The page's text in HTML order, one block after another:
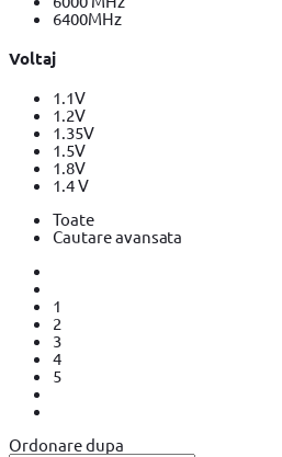
6400MHz
Voltaj
1.1V
1.2V
1.35V
1.5V
1.8V
1.4 V
Toate
Cautare avansata
1
2
3
4
5
Ordonare dupa